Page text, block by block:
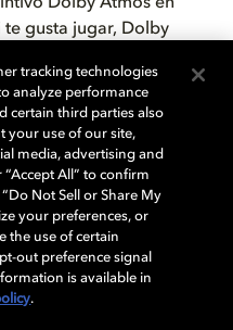
te gusta jugar, Dolby
5. Además, la
suena mejor y está
Apple Music,
de sonido que ya está
adaptada a dispositivos
espacios. Disfruta de la
inmersivo a
tracking technologies
analyze performance
certain third parties also
your use of our site,
media, advertising and
“Accept All” to confirm
Not Sell or Share My
your preferences, or
the use of certain
out preference signal
is available in
.